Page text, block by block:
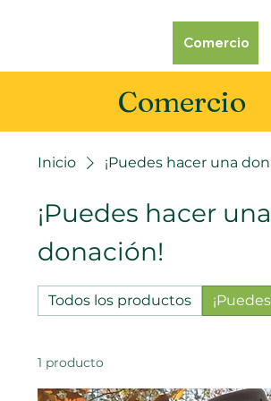
Comercio
Comercio
Inicio ¡Puedes hacer una
¡Puedes hacer una
donación!
Todos los productos
1 producto